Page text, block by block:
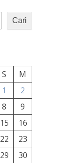
Cari
S
M
1
2
8
9
15
16
22
23
29
30